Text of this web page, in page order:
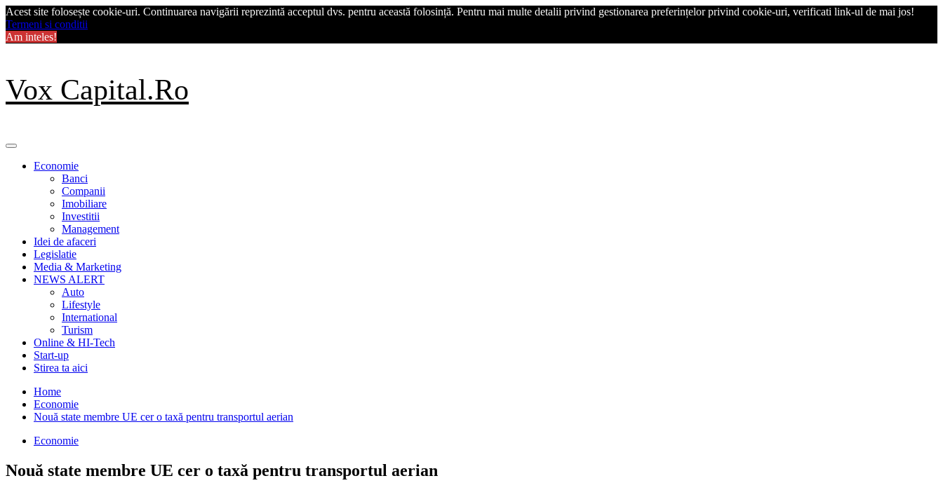
Acest site folosește cookie-uri. Continuarea navigării reprezintă acceptul dvs. pentru această folosință. Pentru mai multe detalii privind gestionarea preferințelor privind cookie-uri, verificati link-ul de mai jos!
Termeni si conditii
Am inteles!
Skip
to
content
Vox Capital.Ro
Primary
Economie
Banci
Companii
Imobiliare
Investitii
Management
Idei de afaceri
Legislatie
Media & Marketing
NEWS ALERT
Auto
Lifestyle
International
Turism
Online & HI-Tech
Start-up
Stirea ta aici
Home
Economie
Nouă state membre UE cer o taxă pentru transportul aerian
Economie
Nouă state membre UE cer o taxă pentru transportul aerian